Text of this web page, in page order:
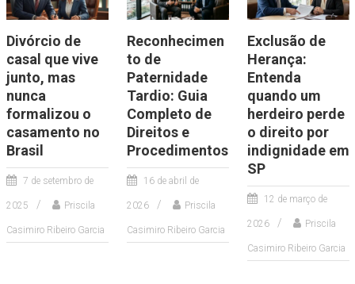
Divórcio de
casal que vive
junto, mas
nunca
formalizou o
casamento no
Brasil
7 de setembro de
2025 Priscila
Casimiro Ribeiro Garcia
Reconhecimen
to de
Paternidade
Tardio: Guia
Completo de
Direitos e
Procedimentos
16 de abril de
2026 Priscila
Casimiro Ribeiro Garcia
Exclusão de
Herança:
Entenda
quando um
herdeiro perde
o direito por
indignidade em
SP
12 de março de
2026 Priscila
Casimiro Ribeiro Garcia